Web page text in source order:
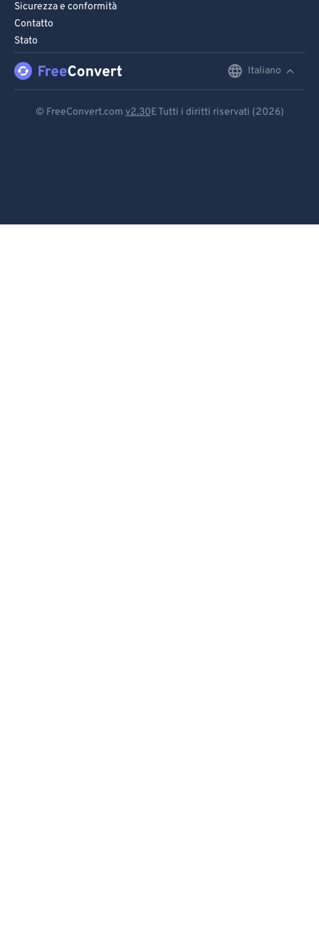
Sicurezza e conformità
Contatto
Stato
Italiano
© FreeConvert.com v2.30E Tutti i diritti riservati (2026)